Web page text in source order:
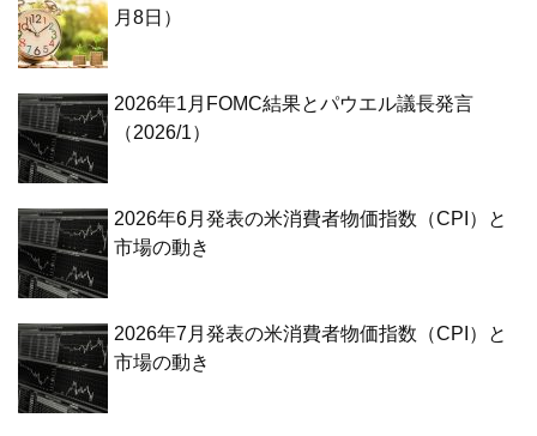
月8日）
2026年1月FOMC結果とパウエル議長発言
（2026/1）
2026年6月発表の米消費者物価指数（CPI）と
市場の動き
2026年7月発表の米消費者物価指数（CPI）と
市場の動き